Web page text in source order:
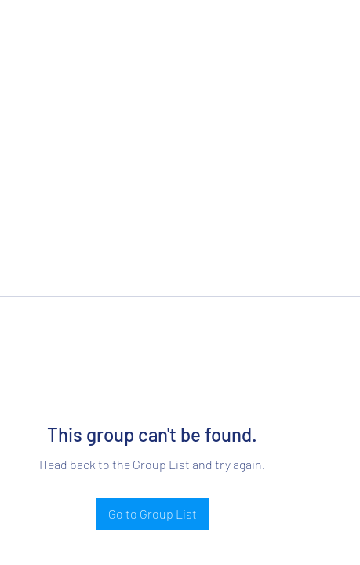
This group can't be found.
Head back to the Group List and try again.
Go to Group List